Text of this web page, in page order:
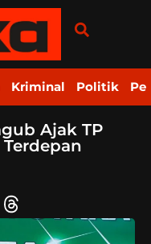
Kriminal Politik
Ajak TP